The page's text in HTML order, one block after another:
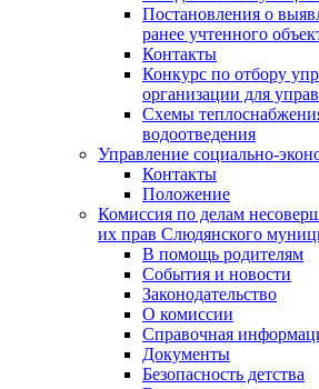
Постановления о
ранее учтенного
Контакты
Конкурс по отбору
организации для
Схемы
водоотведения
Управление социально-
Контакты
Положение
Комиссия по делам
их прав Слюдянского
В помощь родителям
События и новости
Законодательство
О комиссии
Справочная
Документы
Безопасность детства